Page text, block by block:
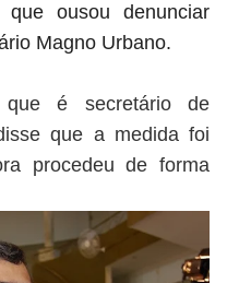
ousou denunciar
Magno Urbano.
é secretário de
que a medida foi
procedeu de forma